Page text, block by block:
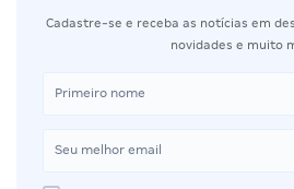
Cadastre-se e receba as notícias em
novidades e muito